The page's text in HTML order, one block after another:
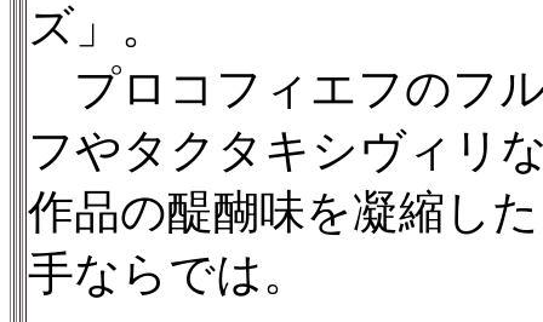
ズ」。
プロコフィエフのフ
フやタクタキシヴィリ
作品の醍醐味を凝縮し
手ならでは。